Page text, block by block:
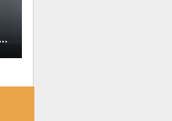
드레스로 갈아입은 KLPGA …